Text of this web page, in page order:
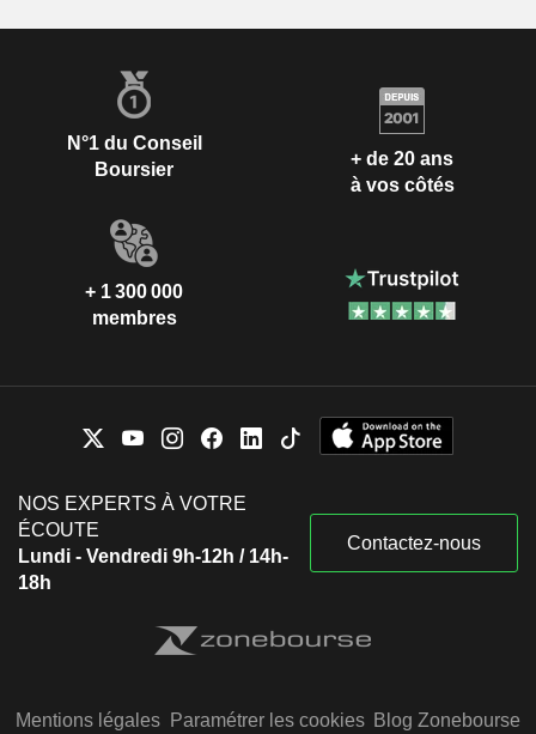
N°1 du Conseil
Boursier
+ de 20 ans
à vos côtés
+ 1 300 000
membres
NOS EXPERTS À VOTRE
ÉCOUTE
Lundi - Vendredi 9h-12h / 14h-
18h
Contactez-nous
Mentions légales Paramétrer les cookies Blog Zonebourse